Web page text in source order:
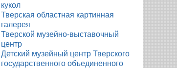
кукол
Тверская областная картинная
галерея
Тверской музейно-выставочный
центр
Детский музейный центр Тверского
государственного объединенного